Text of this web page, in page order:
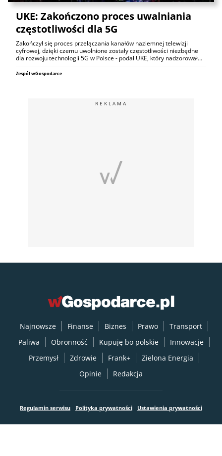
UKE: Zakończono proces uwalniania
częstotliwości dla 5G
Zakończył się proces przełączania kanałów naziemnej telewizji
cyfrowej, dzięki czemu uwolnione zostały częstotliwości niezbędne
dla rozwoju technologii 5G w Polsce - podał UKE, który nadzorował…
Zespół wGospodarce
REKLAMA
Najnowsze Finanse Biznes Prawo
Transport
Paliwa
Obronność Kupuję bo polskie
Innowacje
Przemysł
Zdrowie Frank+
Zielona Energia
Opinie
Redakcja
Regulamin serwisu Polityka prywatności Ustawienia prywatności